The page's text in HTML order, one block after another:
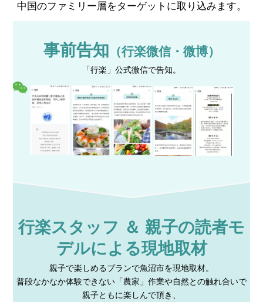
中国のファミリー層をターゲットに取り込みます。
事前告知 （行楽微信・微博）
「行楽」公式微信で告知。
行楽スタッフ ＆ 親子の読者モ
デルによる現地取材
親子で楽しめるプランで魚沼市を現地取材。
普段なかなか体験できない「農家」作業や自然との触れ合いで
親子ともに楽しんで頂き、